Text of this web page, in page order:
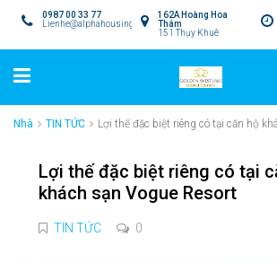
162A Hoàng Hoa
Thám
151 Thụy Khuê
0987 00 33 77
Lienhe@alphahousing.vn
Nhà TIN TỨC Lợi thế đặc biệt riêng có tại căn hộ
Lợi thế đặc biệt riêng có tại
khách sạn Vogue Resort
TIN TỨC 0